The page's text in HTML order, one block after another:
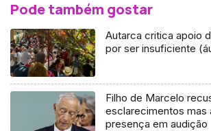
Pode também gostar
Autarca critica apoio
por ser insuficiente
Filho de Marcelo
esclarecimentos mas
presença em audição